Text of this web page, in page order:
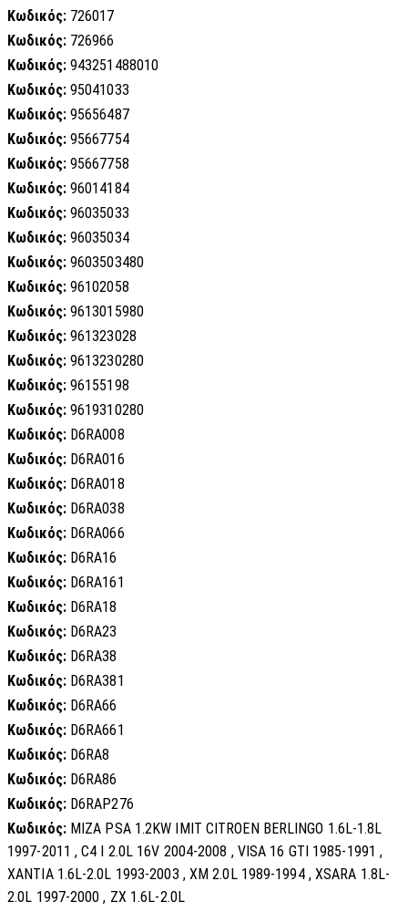
Κωδικός: 726017
Κωδικός: 726966
Κωδικός: 943251488010
Κωδικός: 95041033
Κωδικός: 95656487
Κωδικός: 95667754
Κωδικός: 95667758
Κωδικός: 96014184
Κωδικός: 96035033
Κωδικός: 96035034
Κωδικός: 9603503480
Κωδικός: 96102058
Κωδικός: 9613015980
Κωδικός: 961323028
Κωδικός: 9613230280
Κωδικός: 96155198
Κωδικός: 9619310280
Κωδικός: D6RA008
Κωδικός: D6RA016
Κωδικός: D6RA018
Κωδικός: D6RA038
Κωδικός: D6RA066
Κωδικός: D6RA16
Κωδικός: D6RA161
Κωδικός: D6RA18
Κωδικός: D6RA23
Κωδικός: D6RA38
Κωδικός: D6RA381
Κωδικός: D6RA66
Κωδικός: D6RA661
Κωδικός: D6RA8
Κωδικός: D6RA86
Κωδικός: D6RAP276
Κωδικός: MIZA PSA 1.2KW IMIT CITROEN BERLINGO 1.6L-1.8L
1997-2011 , C4 I 2.0L 16V 2004-2008 , VISA 16 GTI 1985-1991 ,
XANTIA 1.6L-2.0L 1993-2003 , XM 2.0L 1989-1994 , XSARA 1.8L-
2.0L 1997-2000 , ZX 1.6L-2.0L